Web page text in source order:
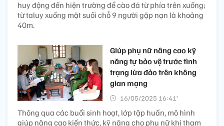
huy động đến hiện trường để cào đá từ phía trên xuống;
từ taluy xuống mặt suối chỗ 9 người gặp nạn là khoảng
40m.
Giúp phụ nữ nâng cao kỹ
năng tự bảo vệ trước tình
trạng lừa đảo trên không
gian mạng
16/05/2025 16:41’
Thông qua các buổi sinh hoạt, lớp tập huấn, mô hình
giúp nâng cao kiến thức, kỹ năng cho phụ nữ khi tham